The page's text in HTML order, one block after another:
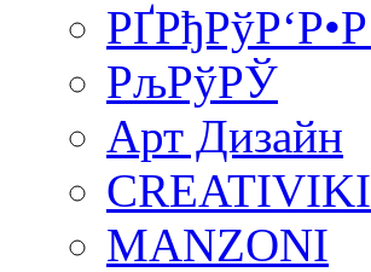
РҐРђРўР‘Р•Р
РљРўРЎ
Арт Дизайн
CREATIVIKI
MANZONI